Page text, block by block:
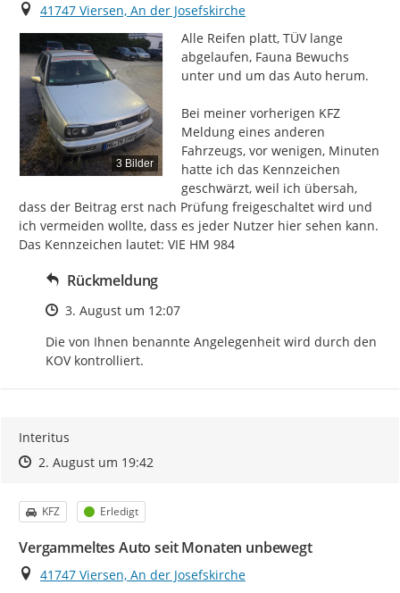
Ort
41747 Viersen, An der Josefskirche
3 Bilder
Alle Reifen platt, TÜV lange
abgelaufen, Fauna Bewuchs
unter und um das Auto herum.
Bei meiner vorherigen KFZ
Meldung eines anderen
Fahrzeugs, vor wenigen, Minuten
hatte ich das Kennzeichen
geschwärzt, weil ich übersah,
dass der Beitrag erst nach Prüfung freigeschaltet wird und
ich vermeiden wollte, dass es jeder Nutzer hier sehen kann.
Das Kennzeichen lautet: VIE HM 984
Rückmeldung
Zeitpunkt des Erstellens
3. August um 12:07
Die von Ihnen benannte Angelegenheit wird durch den
KOV kontrolliert.
Interitus
Zeitpunkt des Erstellens
Zeitpunkt des Erstellens
2. August um 19:42Zur Äußerung
Kategorie
KFZ Status
Erledigt
Vergammeltes Auto seit Monaten unbewegt
Ort
41747 Viersen, An der Josefskirche